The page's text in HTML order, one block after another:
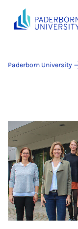
Paderborn University